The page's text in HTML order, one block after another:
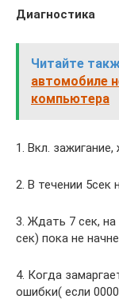
Диагностика
Читайте
автомобиле
компьютера
1. Вкл.
2. В течении 5сек
3. Ждать 7 сек,
сек) пока не
4. Когда
ошибки( если